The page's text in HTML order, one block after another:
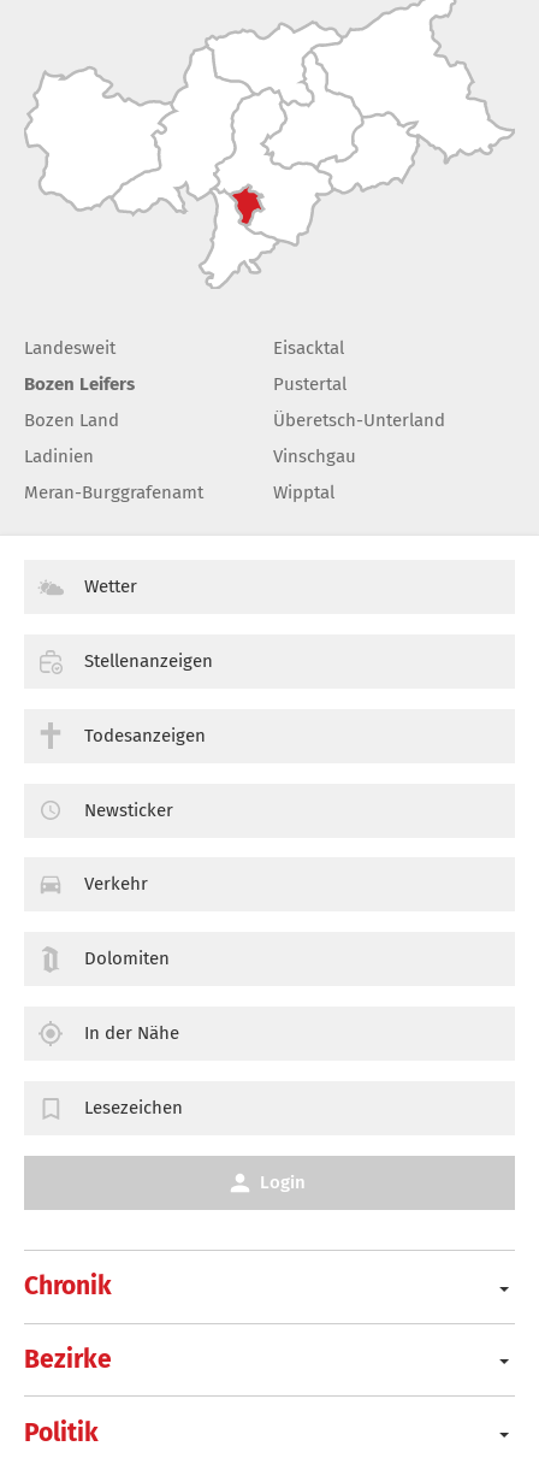
Landesweit
Bozen Leifers
Bozen Land
Ladinien
Meran-Burggrafenamt
Eisacktal
Pustertal
Überetsch-Unterland
Vinschgau
Wipptal
Chronik
Bezirke
Politik
Wetter
Stellenanzeigen
Todesanzeigen
Newsticker
Verkehr
Dolomiten
In der Nähe
Lesezeichen
Login